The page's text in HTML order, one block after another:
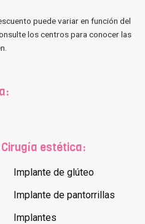
puede variar en función del
los centros para conocer las
estética:
Implante de glúteo
Implante de pantorrillas
Implantes